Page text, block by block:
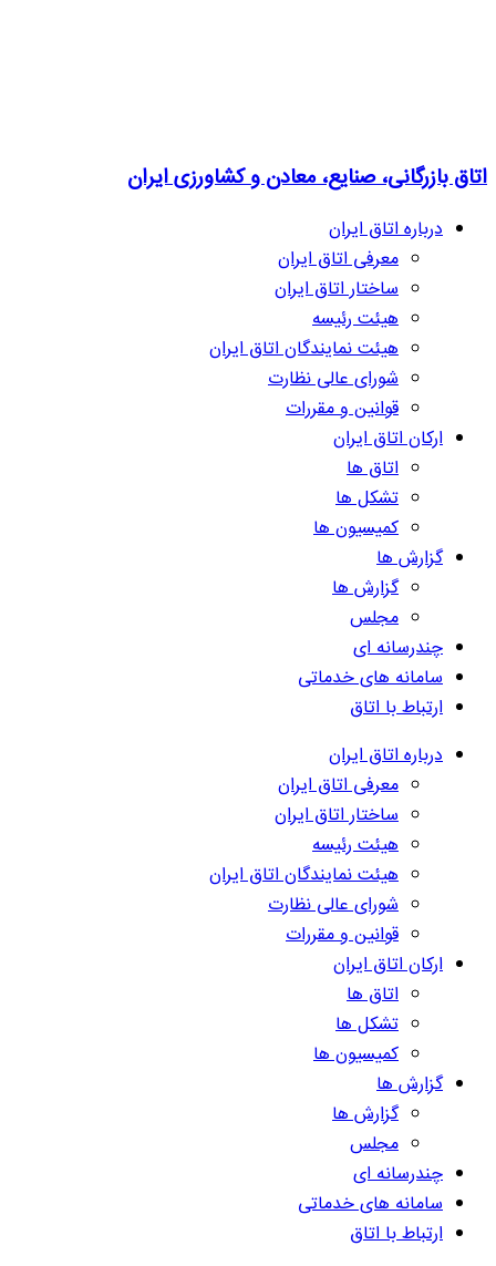
اتاق بازرگانی، صنایع، معادن و کشاورزی ایران
درباره اتاق ایران
معرفی اتاق ایران
ساختار اتاق ایران
هیئت رئیسه
هیئت نمایندگان اتاق ایران
شورای عالی نظارت
قوانین و مقررات
ارکان اتاق ایران
اتاق ها
تشکل ها
کمیسیون ها
گزارش ها
گزارش ها
مجلس
چندرسانه ای
سامانه های خدماتی
ارتباط با اتاق
درباره اتاق ایران
معرفی اتاق ایران
ساختار اتاق ایران
هیئت رئیسه
هیئت نمایندگان اتاق ایران
شورای عالی نظارت
قوانین و مقررات
ارکان اتاق ایران
اتاق ها
تشکل ها
کمیسیون ها
گزارش ها
گزارش ها
مجلس
چندرسانه ای
سامانه های خدماتی
ارتباط با اتاق